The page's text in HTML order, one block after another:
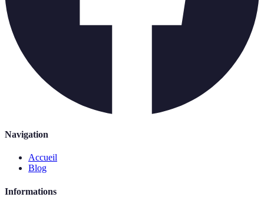
Navigation
Accueil
Blog
Informations